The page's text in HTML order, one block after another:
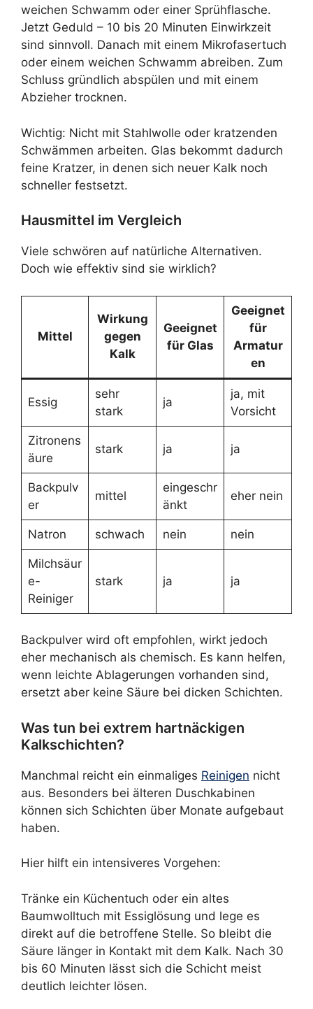
weichen Schwamm oder einer Sprühflasche.
Jetzt Geduld – 10 bis 20 Minuten Einwirkzeit
sind sinnvoll. Danach mit einem Mikrofasertuch
oder einem weichen Schwamm abreiben. Zum
Schluss gründlich abspülen und mit einem
Abzieher trocknen.
Wichtig: Nicht mit Stahlwolle oder kratzenden
Schwämmen arbeiten. Glas bekommt dadurch
feine Kratzer, in denen sich neuer Kalk noch
schneller festsetzt.
Hausmittel im Vergleich
Viele schwören auf natürliche Alternativen.
Doch wie effektiv sind sie wirklich?
Mittel
Wirkung
gegen
Kalk
Geeignet
für Glas
Geeignet
für
Armatur
en
Essig
sehr
stark
ja
ja, mit
Vorsicht
Zitronens
äure
stark ja ja
Backpulv
er
mittel
eingeschr
änkt
eher nein
Natron schwach nein nein
Milchsäur
e-
Reiniger
stark ja ja
Backpulver wird oft empfohlen, wirkt jedoch
eher mechanisch als chemisch. Es kann helfen,
wenn leichte Ablagerungen vorhanden sind,
ersetzt aber keine Säure bei dicken Schichten.
Was tun bei extrem hartnäckigen
Kalkschichten?
Manchmal reicht ein einmaliges Reinigen nicht
aus. Besonders bei älteren Duschkabinen
können sich Schichten über Monate aufgebaut
haben.
Hier hilft ein intensiveres Vorgehen:
Tränke ein Küchentuch oder ein altes
Baumwolltuch mit Essiglösung und lege es
direkt auf die betroffene Stelle. So bleibt die
Säure länger in Kontakt mit dem Kalk. Nach 30
bis 60 Minuten lässt sich die Schicht meist
deutlich leichter lösen.